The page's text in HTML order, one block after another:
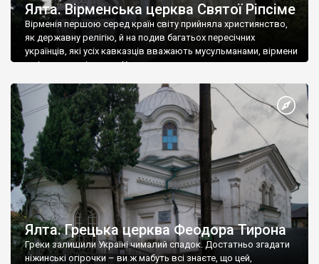
Ялта. Вірменська церква Святої Ріпсіме
Вірменія першою серед країн світу прийняла християнство,
як державну релігію, й на подив багатьох пересічних
українців, які усіх кавказців вважають мусульманами, вірмени
є відданими вірянами Христа
Ялта. Грецька церква Феодора Тирона
Греки залишили Україні чималий спадок. Достатньо згадати
ніжинські огірочки – ви ж мабуть всі знаєте, що цей,